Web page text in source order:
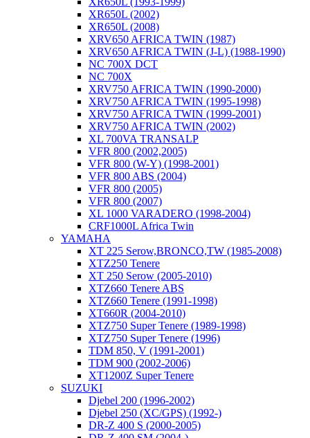
XR650L (2002)
XR650L (2008)
XRV650 AFRICA TWIN (1987)
XRV650 AFRICA TWIN (J-L) (1988-1990)
NC 700X DCT
NC 700X
XRV750 AFRICA TWIN (1990-2000)
XRV750 AFRICA TWIN (1995-1998)
XRV750 AFRICA TWIN (1999-2001)
XRV750 AFRICA TWIN (2002)
XL 700VA TRANSALP
VFR 800 (2002,2005)
VFR 800 (W-Y) (1998-2001)
VFR 800 ABS (2004)
VFR 800 (2005)
VFR 800 (2007)
XL 1000 VARADERO (1998-2004)
CRF1000L Africa Twin
YAMAHA
XT 225 Serow,BRONCO,TW (1985-2008)
XTZ250 Tenere
XT 250 Serow (2005-2010)
XTZ660 Tenere ABS
XTZ660 Tenere (1991-1998)
XT660R (2004-2010)
XTZ750 Super Tenere (1989-1998)
XTZ750 Super Tenere (1996)
TDM 850, V (1991-2001)
TDM 900 (2002-2006)
XT1200Z Super Tenere
SUZUKI
Djebel 200 (1996-2002)
Djebel 250 (XC/GPS) (1992-)
DR-Z 400 S (2000-2005)